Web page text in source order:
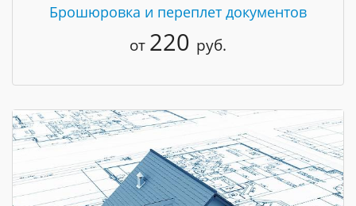
Брошюровка и переплет документов
от 220 руб.